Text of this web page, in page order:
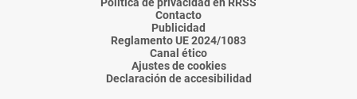
Contacto
Publicidad
Reglamento UE 2024/1083
Canal ético
Ajustes de cookies
Declaración de accesibilidad